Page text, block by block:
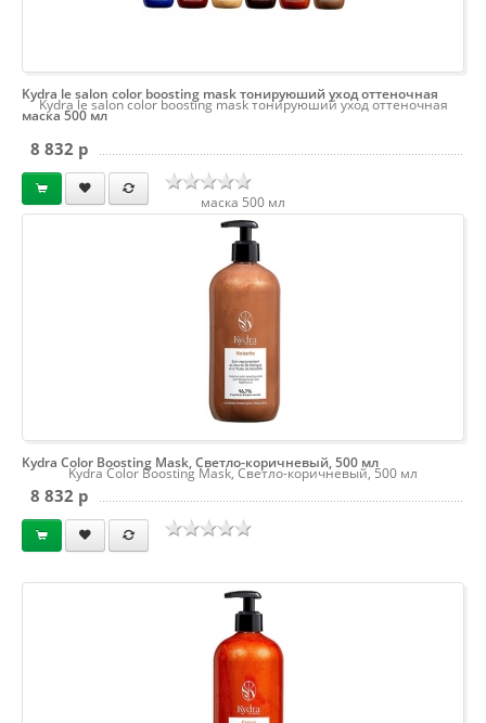
Kydra le salon color boosting mask тонируюший уход оттеночная
маска 500 мл
Kydra le salon color boosting mask тонируюший уход оттеночная
маска 500 мл
8 832 p
Kydra Color Boosting Mask, Светло-коричневый, 500 мл
Kydra Color Boosting Mask, Светло-коричневый, 500 мл
8 832 p